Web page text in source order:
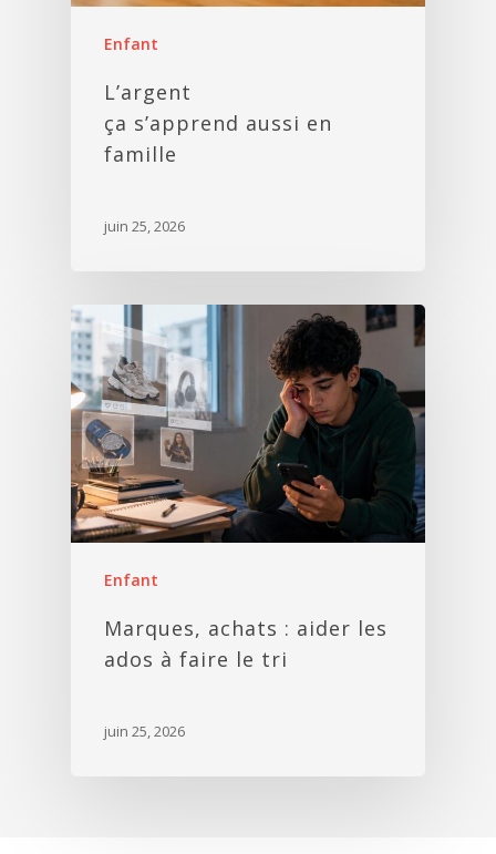
Enfant
L’argent
ça s’apprend aussi en
famille
juin 25, 2026
Enfant
Marques, achats : aider les
ados à faire le tri
juin 25, 2026